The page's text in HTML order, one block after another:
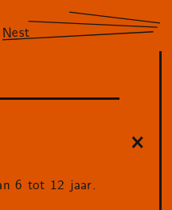
Nest
6 tot 12 jaar.